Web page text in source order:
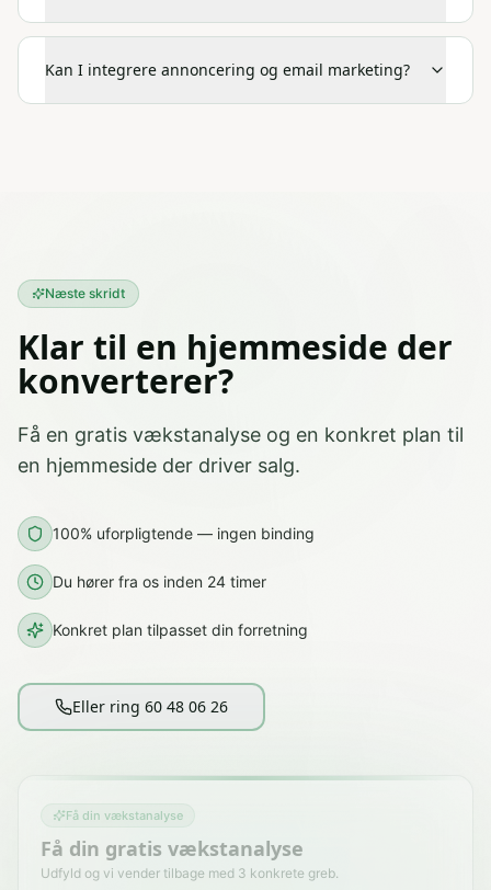
Kan I integrere annoncering og email marketing?
Næste skridt
Klar til en hjemmeside der
konverterer?
Få en gratis vækstanalyse og en konkret plan til
en hjemmeside der driver salg.
100% uforpligtende — ingen binding
Du hører fra os inden 24 timer
Konkret plan tilpasset din forretning
Eller ring 60 48 06 26
Få din vækstanalyse
Få din gratis vækstanalyse
Udfyld og vi vender tilbage med 3 konkrete greb.